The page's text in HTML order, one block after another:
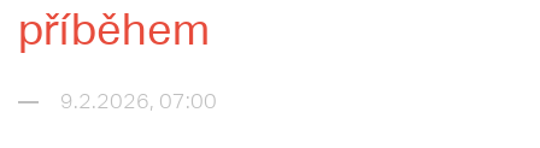
příběhem
9.2.2026, 07:00